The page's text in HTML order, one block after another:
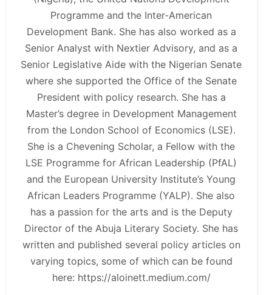
Programme and the Inter-American
Development Bank. She has also worked as a
Senior Analyst with Nextier Advisory, and as a
Senior Legislative Aide with the Nigerian Senate
where she supported the Office of the Senate
President with policy research. She has a
Master’s degree in Development Management
from the London School of Economics (LSE).
She is a Chevening Scholar, a Fellow with the
LSE Programme for African Leadership (PfAL)
and the European University Institute’s Young
African Leaders Programme (YALP). She also
has a passion for the arts and is the Deputy
Director of the Abuja Literary Society. She has
written and published several policy articles on
varying topics, some of which can be found
here: https://aloinett.medium.com/